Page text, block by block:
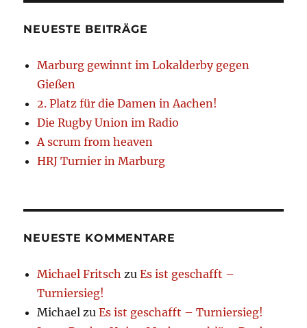
NEUESTE BEITRÄGE
Marburg gewinnt im Lokalderby gegen
Gießen
2. Platz für die Damen in Aachen!
Die Rugby Union im Radio
A scrum from heaven
HRJ Turnier in Marburg
NEUESTE KOMMENTARE
Michael Fritsch zuEs ist geschafft –
Turniersieg!
Michael zuEs ist geschafft – Turniersieg!